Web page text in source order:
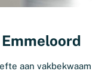
aan vakbekwaam